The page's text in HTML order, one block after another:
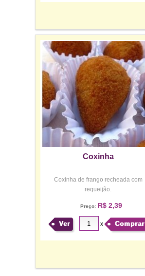
Coxinha
Coxinha de frango recheada com
requeijão.
Preço:R$ 2,39
Ver x Comprar